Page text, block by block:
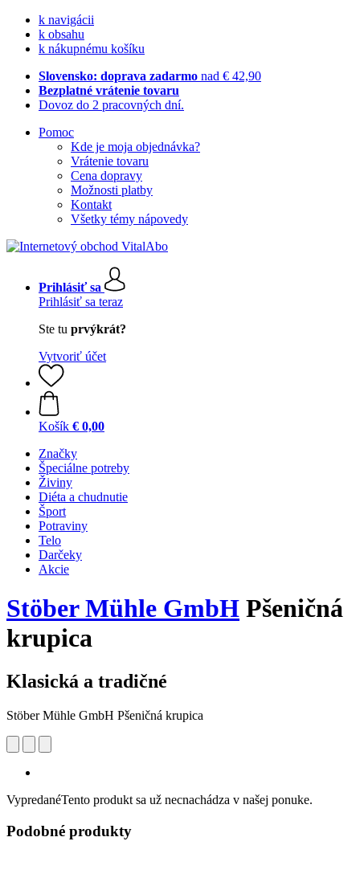
k navigácii
k obsahu
k nákupnému košíku
Slovensko: doprava zadarmo nad € 42,90
Bezplatné vrátenie tovaru
Dovoz do 2 pracovných dní.
Pomoc
Kde je moja objednávka?
Vrátenie tovaru
Cena dopravy
Možnosti platby
Kontakt
Všetky témy nápovedy
Prihlásiť sa
Prihlásiť sa teraz
Ste tu prvýkrát?
Vytvoriť účet
Košík € 0,00
Značky
Špeciálne potreby
Živiny
Diéta a chudnutie
Šport
Potraviny
Telo
Darčeky
Akcie
Stöber Mühle GmbH Pšeničná
krupica
Klasická a tradičné
Stöber Mühle GmbH Pšeničná krupica
VypredanéTento produkt sa už necnachádza v našej ponuke.
Podobné produkty